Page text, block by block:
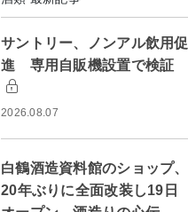
サントリー、ノンアル飲用促
進 専用自販機設置で検証
2026.08.07
白鶴酒造資料館のショップ、
20年ぶりに全面改装し19日